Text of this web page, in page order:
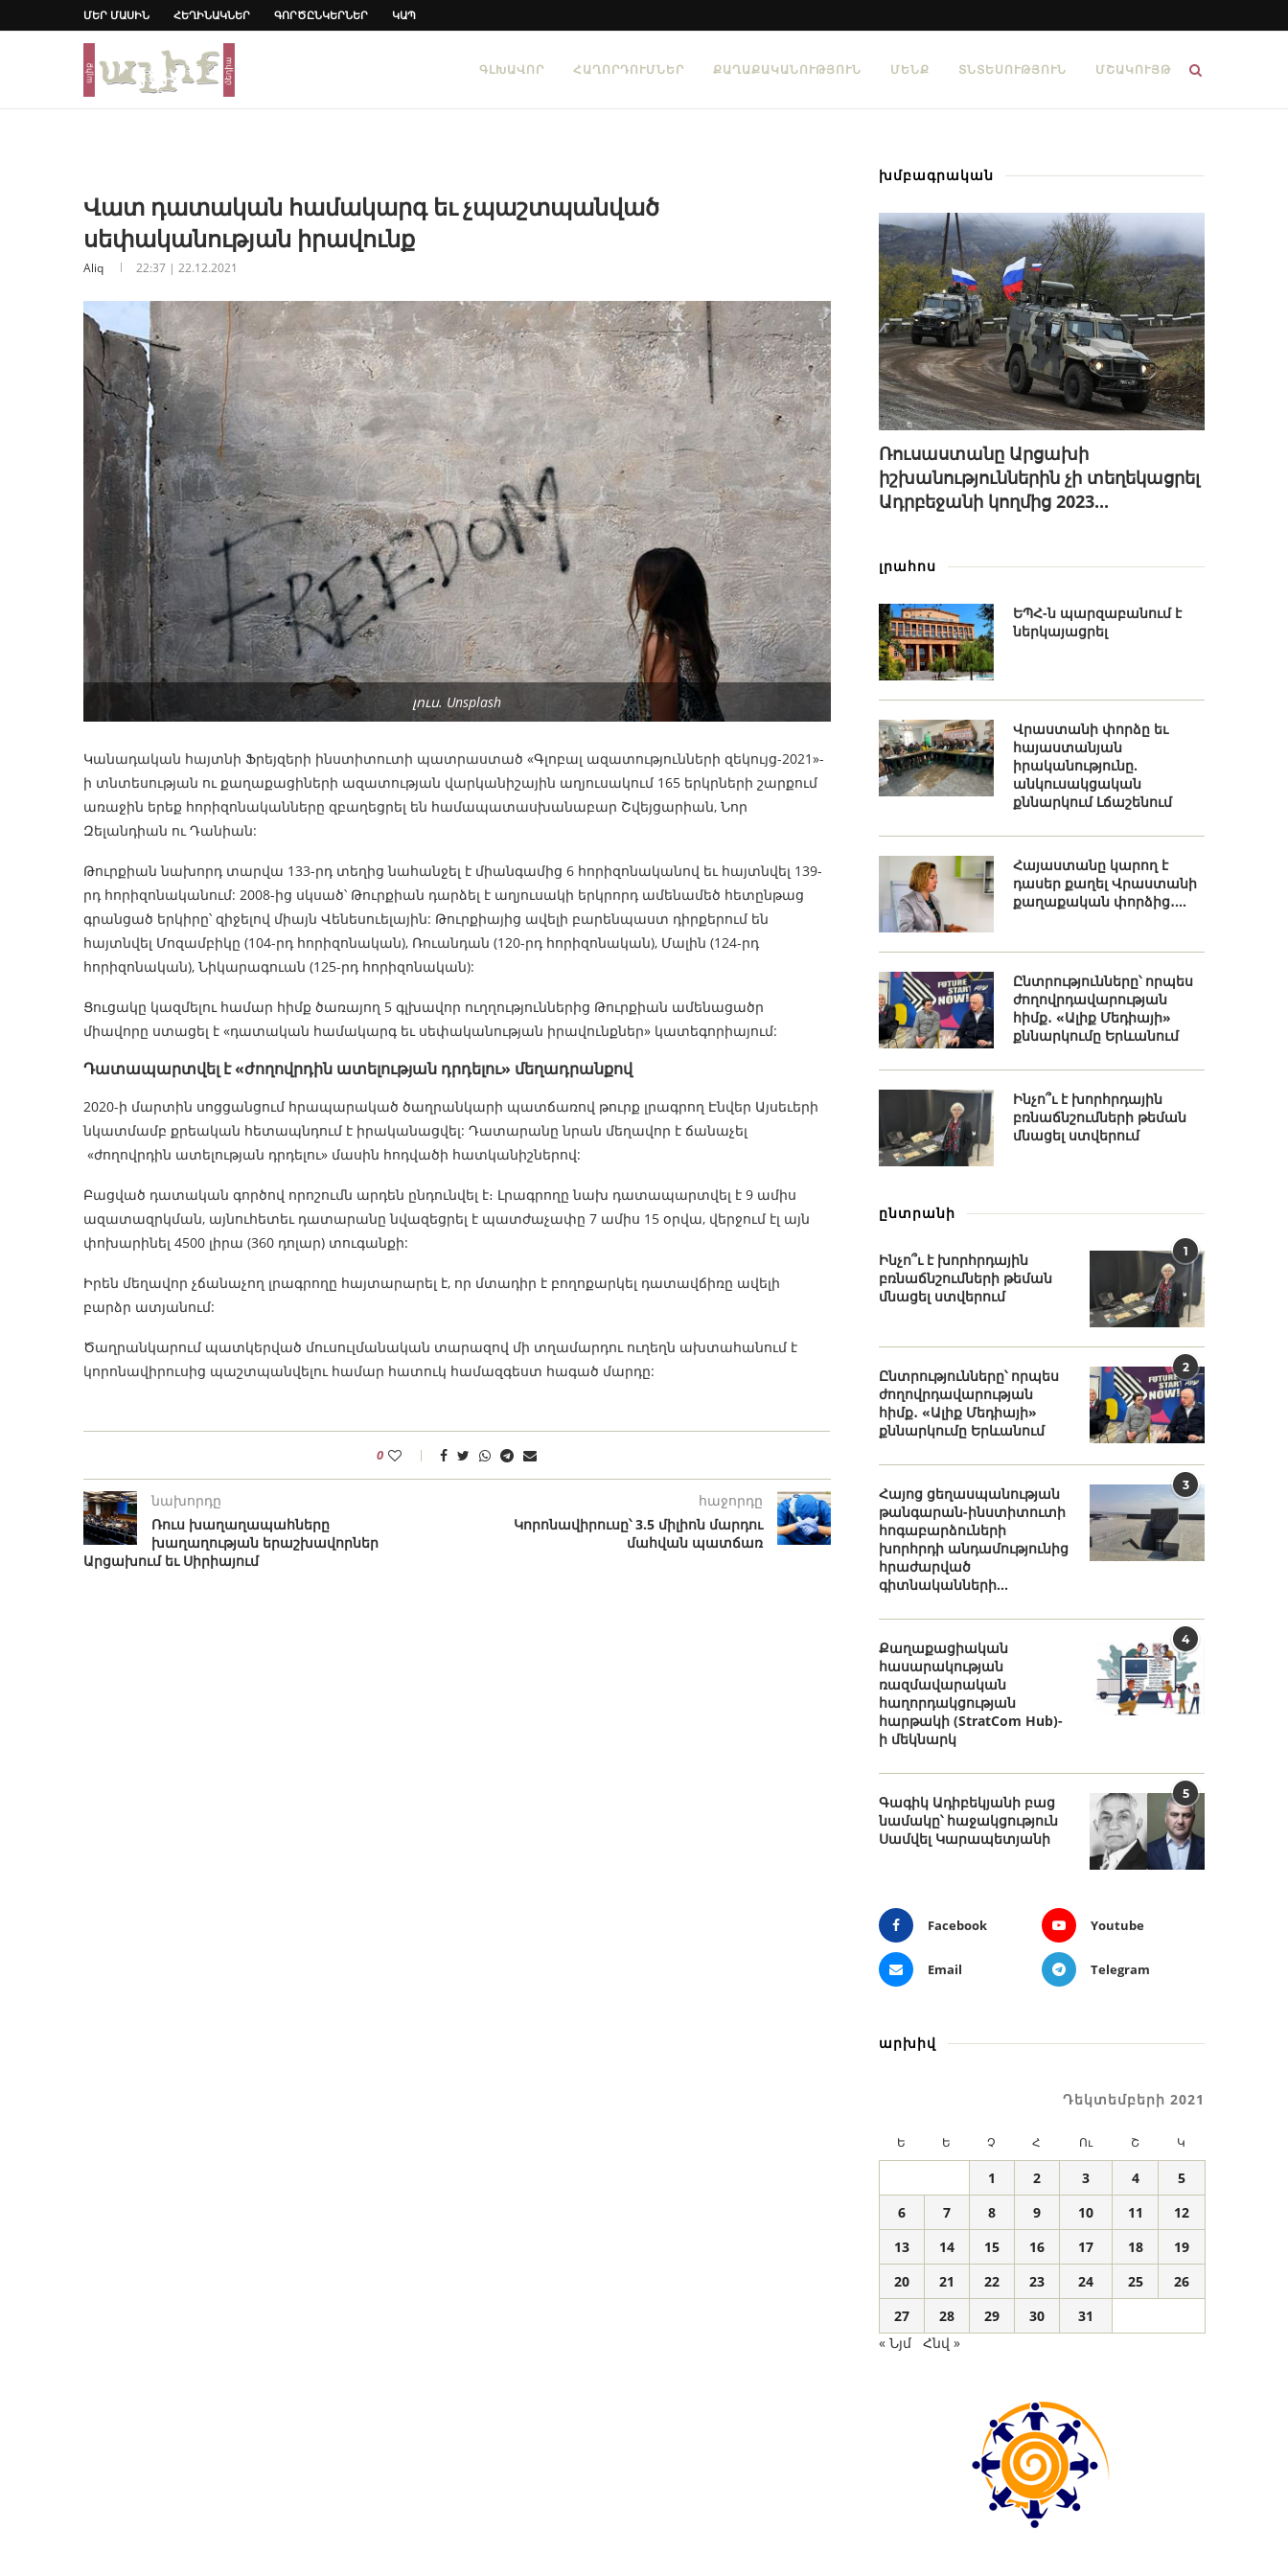
ՄԵՐ ՄԱՍԻՆ ՀԵՂԻՆԱԿՆԵՐ ԳՈՐԾԸՆԿԵՐՆԵՐ ԿԱՊ
ԳԼԽԱՎՈՐ ՀԱՂՈՐԴՈՒՄՆԵՐ ՔԱՂԱՔԱԿԱՆՈՒԹՅՈՒՆ ՄԵՆՔ ՏՆՏԵՍՈՒԹՅՈՒՆ ՄՇԱԿՈՒՅԹ
Վատ դատական համակարգ եւ չպաշտպանված
սեփականության իրավունք
Aliq 22:37 | 22.12.2021
լուս. Unsplash
Կանադական հայտնի Ֆրեյզերի ինստիտուտի պատրաստած «Գլոբալ ազատությունների զեկույց-2021»-
ի տնտեսության ու քաղաքացիների ազատության վարկանիշային աղյուսակում 165 երկրների շարքում
առաջին երեք հորիզոնականները զբաղեցրել են համապատասխանաբար Շվեյցարիան, Նոր
Զելանդիան ու Դանիան:
Թուրքիան նախորդ տարվա 133-րդ տեղից նահանջել է միանգամից 6 հորիզոնականով եւ հայտնվել 139-
րդ հորիզոնականում: 2008-ից սկսած՝ Թուրքիան դարձել է աղյուսակի երկրորդ ամենամեծ հետընթաց
գրանցած երկիրը՝ զիջելով միայն Վենեսուելային: Թուրքիայից ավելի բարենպաստ դիրքերում են
հայտնվել Մոզամբիկը (104-րդ հորիզոնական), Ռուանդան (120-րդ հորիզոնական), Մալին (124-րդ
հորիզոնական), Նիկարագուան (125-րդ հորիզոնական):
Ցուցակը կազմելու համար հիմք ծառայող 5 գլխավոր ուղղություններից Թուրքիան ամենացածր
միավորը ստացել է «դատական համակարգ եւ սեփականության իրավունքներ» կատեգորիայում:
Դատապարտվել է «ժողովրդին ատելության դրդելու» մեղադրանքով
2020-ի մարտին սոցցանցում հրապարակած ծաղրանկարի պատճառով թուրք լրագրող Էնվեր Այսեւերի
նկատմամբ քրեական հետապնդում է իրականացվել: Դատարանը նրան մեղավոր է ճանաչել
«ժողովրդին ատելության դրդելու» մասին հոդվածի հատկանիշներով:
Բացված դատական գործով որոշումն արդեն ընդունվել է։ Լրագրողը նախ դատապարտվել է 9 ամիս
ազատազրկման, այնուհետեւ դատարանը նվազեցրել է պատժաչափը 7 ամիս 15 օրվա, վերջում էլ այն
փոխարինել 4500 լիրա (360 դոլար) տուգանքի:
Իրեն մեղավոր չճանաչող լրագրողը հայտարարել է, որ մտադիր է բողոքարկել դատավճիռը ավելի
բարձր ատյանում:
Ծաղրանկարում պատկերված մուսուլմանական տարազով մի տղամարդու ուղեղն ախտահանում է
կորոնավիրուսից պաշտպանվելու համար հատուկ համազգեստ հագած մարդը:
0
նախորդը
Ռուս խաղաղապահները
խաղաղության երաշխավորներ
Արցախում եւ Սիրիայում
հաջորդը
Կորոնավիրուսը՝ 3.5 միլիոն մարդու
մահվան պատճառ
խմբագրական
Ռուսաստանը Արցախի
իշխանություններին չի տեղեկացրել
Ադրբեջանի կողմից 2023...
լրահոս
ԵՊՀ-ն պարզաբանում է
ներկայացրել
Վրաստանի փորձը եւ
հայաստանյան
իրականությունը.
անկուսակցական
քննարկում Լճաշենում
Հայաստանը կարող է
դասեր քաղել Վրաստանի
քաղաքական փորձից․...
Ընտրությունները՝ որպես
ժողովրդավարության
հիմք․ «Ալիք Մեդիայի»
քննարկումը Երևանում
Ինչո՞ւ է խորհրդային
բռնաճնշումների թեման
մնացել ստվերում
ընտրանի
1
Ինչո՞ւ է խորհրդային
բռնաճնշումների թեման
մնացել ստվերում
2
Ընտրությունները՝ որպես
ժողովրդավարության
հիմք․ «Ալիք Մեդիայի»
քննարկումը Երևանում
3
Հայոց ցեղասպանության
թանգարան-ինստիտուտի
հոգաբարձուների
խորհրդի անդամությունից
հրաժարված
գիտնականների...
4
Քաղաքացիական
հասարակության
ռազմավարական
հաղորդակցության
հարթակի (StratCom Hub)-
ի մեկնարկ
5
Գագիկ Ադիբեկյանի բաց
նամակը՝ հաջակցություն
Սամվել Կարապետյանի
Facebook Youtube
Email Telegram
արխիվ
Դեկտեմբերի 2021
Ե Ե Չ Հ Ու Շ Կ
1 2 3 4
5
6
7 8 9 10 11
12
13
14 15 16 17 18
19
20
21 22 23 24 25
26
27
28 29 30
31
« Նյմ
Հնվ »